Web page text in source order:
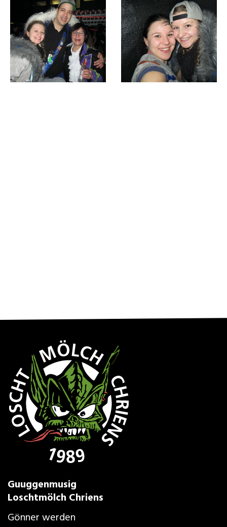
Guuggenmusig
Loschtmölch Chriens
Gönner werden